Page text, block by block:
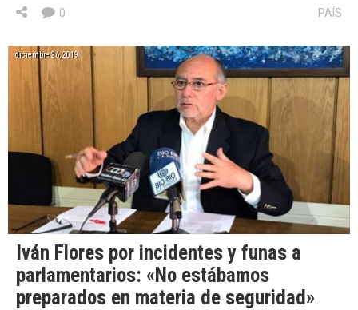
PAÍS
0
diciembre 26, 2019
Iván Flores por incidentes y funas a
parlamentarios: «No estábamos
preparados en materia de seguridad»